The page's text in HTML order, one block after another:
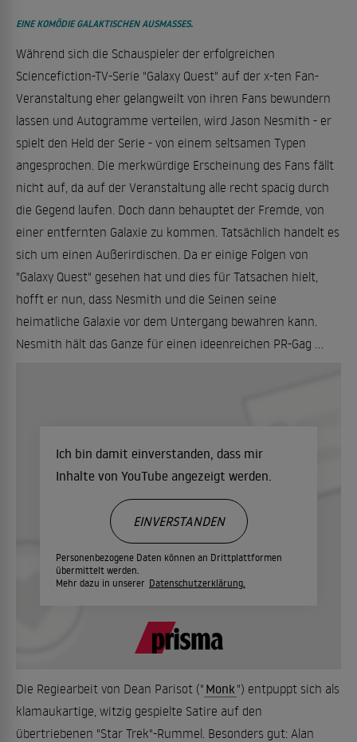
EINE KOMÖDIE GALAKTISCHEN AUSMASSES.
Während sich die Schauspieler der erfolgreichen
Sciencefiction-TV-Serie "Galaxy Quest" auf der x-ten Fan-
Veranstaltung eher gelangweilt von ihren Fans bewundern
lassen und Autogramme verteilen, wird Jason Nesmith - er
spielt den Held der Serie - von einem seltsamen Typen
angesprochen. Die merkwürdige Erscheinung des Fans fällt
nicht auf, da auf der Veranstaltung alle recht spacig durch
die Gegend laufen. Doch dann behauptet der Fremde, von
einer entfernten Galaxie zu kommen. Tatsächlich handelt es
sich um einen Außerirdischen. Da er einige Folgen von
"Galaxy Quest" gesehen hat und dies für Tatsachen hielt,
hofft er nun, dass Nesmith und die Seinen seine
heimatliche Galaxie vor dem Untergang bewahren kann.
Nesmith hält das Ganze für einen ideenreichen PR-Gag ...
Ich bin damit einverstanden, dass mir
Inhalte von YouTube angezeigt werden.
Personenbezogene Daten können an Drittplattformen
übermittelt werden.
Mehr dazu in unserer Datenschutzerklärung.
EINVERSTANDEN
Die Regiearbeit von Dean Parisot (" Monk ") entpuppt sich als
klamaukartige, witzig gespielte Satire auf den
übertriebenen "Star Trek"-Rummel. Besonders gut: Alan